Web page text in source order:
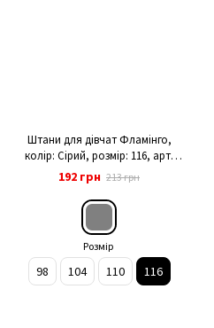
Штани для дівчат Фламінго,
колір: Сірий, розмір: 116, арт.
921-419
192 грн 213 грн
Розмір
98 104 110 116